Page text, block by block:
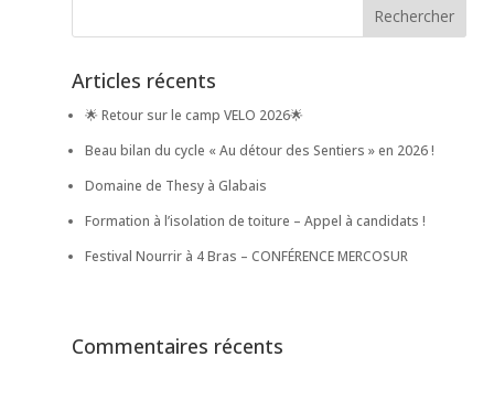
Articles récents
🌟 Retour sur le camp VELO 2026🌟
Beau bilan du cycle « Au détour des Sentiers » en 2026 !
Domaine de Thesy à Glabais
Formation à l’isolation de toiture – Appel à candidats !
Festival Nourrir à 4 Bras – CONFÉRENCE MERCOSUR
Commentaires récents